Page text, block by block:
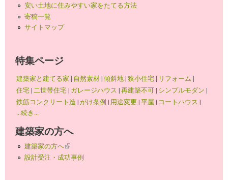
安い土地に住みやすい家をたてる方法
寄稿一覧
サイトマップ
特集ページ
建築家と建てる家 | 自然素材|傾斜地|狭小住宅| リフォーム |
住宅|二世帯住宅| ガレージハウス |再建築不可| シンプルモダン |
鉄筋コンクリート造 |がけ条例 | 用途変更 |平屋 | コートハウス |
...続き...
建築家の方へ
建築家の方へ(link is external)
設計受注・成功事例